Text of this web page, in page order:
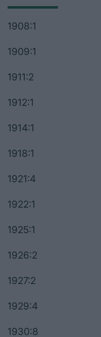
1908:1
1909:1
1911:2
1912:1
1914:1
1918:1
1921:4
1922:1
1925:1
1926:2
1927:2
1929:4
1930:8